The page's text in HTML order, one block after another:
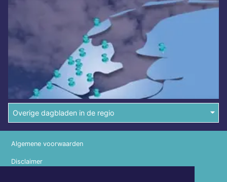
Overige dagbladen in de regio
Algemene voorwaarden
Disclaimer